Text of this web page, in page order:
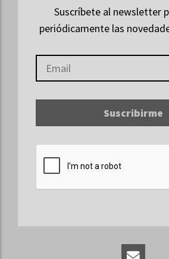
Suscríbete al newsletter
periódicamente las
Suscribirme